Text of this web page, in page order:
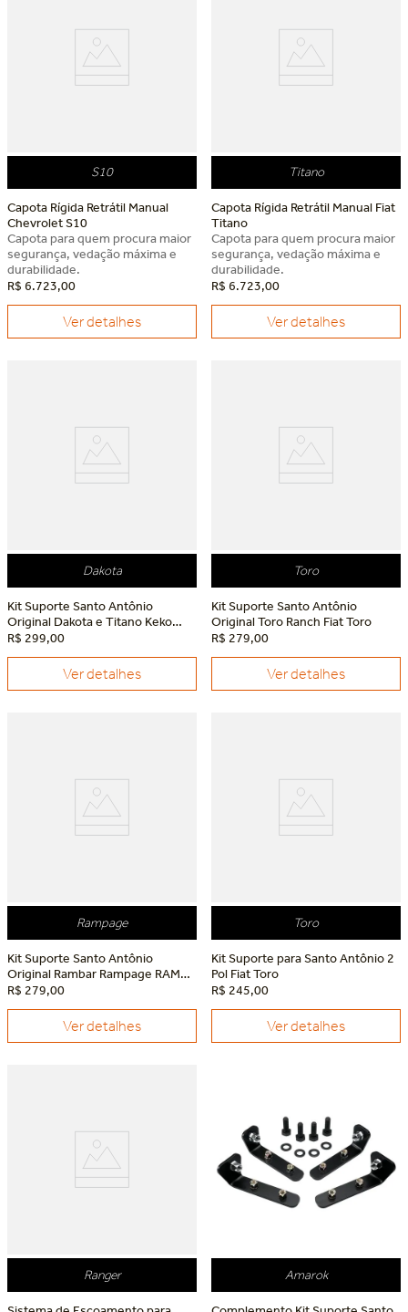
S10
Capota Rígida Retrátil Manual
Chevrolet S10
Capota para quem procura maior
segurança, vedação máxima e
durabilidade.
R$ 6.723,00
Ver detalhes
Titano
Capota Rígida Retrátil Manual Fiat
Titano
Capota para quem procura maior
segurança, vedação máxima e
durabilidade.
R$ 6.723,00
Ver detalhes
Dakota
Kit Suporte Santo Antônio
Original Dakota e Titano Keko
RAM Dakota
R$ 299,00
Ver detalhes
Toro
Kit Suporte Santo Antônio
Original Toro Ranch Fiat Toro
R$ 279,00
Ver detalhes
Rampage
Kit Suporte Santo Antônio
Original Rambar Rampage RAM
Rampage
R$ 279,00
Ver detalhes
Toro
Kit Suporte para Santo Antônio 2
Pol Fiat Toro
R$ 245,00
Ver detalhes
Ranger Amarok